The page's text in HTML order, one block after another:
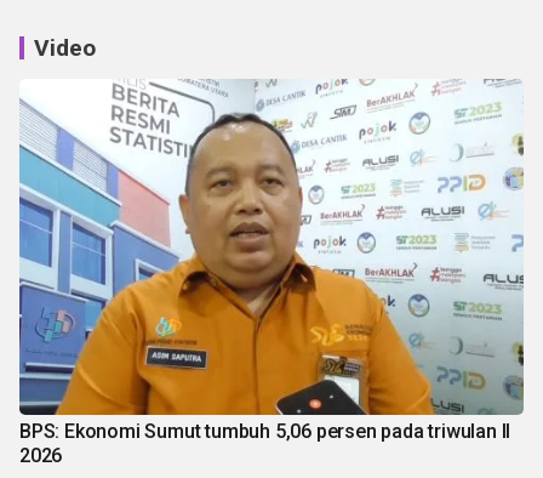
Video
BPS: Ekonomi Sumut tumbuh 5,06 persen pada triwulan II
2026